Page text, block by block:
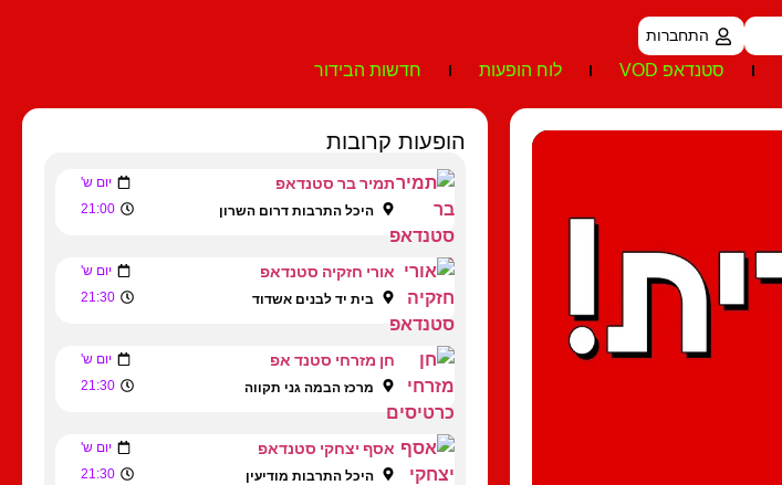
התחברות
סטנדאפ VOD לוח הופעות חדשות הבידור
הופעות קרובות
תמיר בר סטנדאפ יום ש'
היכל התרבות דרום השרון 21:00
אורי חזקיה סטנדאפ יום ש'
בית יד לבנים אשדוד 21:30
חן מזרחי סטנד אפ יום ש'
מרכז הבמה גני תקווה 21:30
אסף יצחקי סטנדאפ יום ש'
היכל התרבות מודיעין 21:30